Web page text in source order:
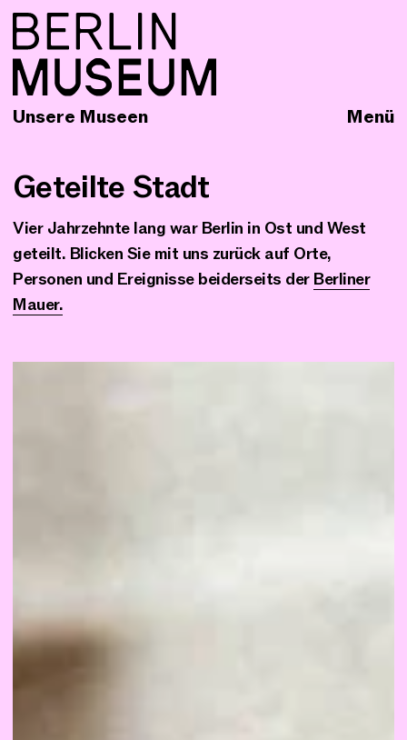
Menü
Unsere Museen
Geteilte Stadt
Vier Jahrzehnte lang war Berlin in Ost und West
geteilt. Blicken Sie mit uns zurück auf Orte,
Personen und Ereignisse beiderseits der Berliner
Mauer.